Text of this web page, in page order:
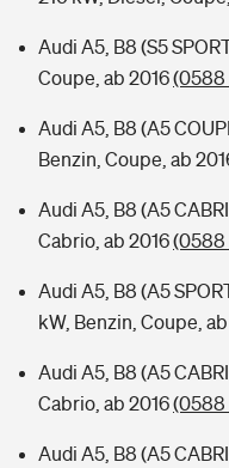
Audi A5, B8 (S5
Coupe, ab 2016(0588
Audi A5, B8 (A5
Benzin, Coupe, ab
Audi A5, B8 (A5
Cabrio, ab 2016(0588
Audi A5, B8 (A5
kW, Benzin, Coupe,
Audi A5, B8 (A5
Cabrio, ab 2016(0588
Audi A5, B8 (A5